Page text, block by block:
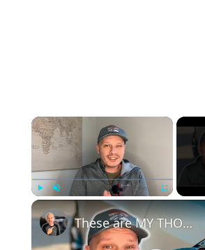
×
Play Unmute Fullscreen
These are MY THOUGHTS on Electric Vehicles Right Now...